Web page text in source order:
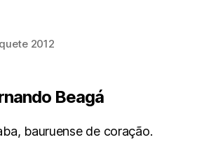
2012
Beagá
bauruense de coração.